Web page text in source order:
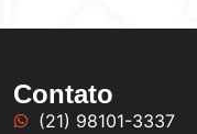
Contato
(21) 98101-3337